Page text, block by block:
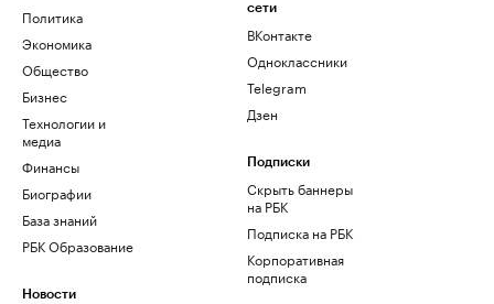
Политика
Экономика
Общество
Бизнес
Технологии и
медиа
Финансы
Биографии
База знаний
РБК Образование
Новости
сети
ВКонтакте
Одноклассники
Telegram
Дзен
Подписки
Скрыть баннеры
на РБК
Подписка на РБК
Корпоративная
подписка